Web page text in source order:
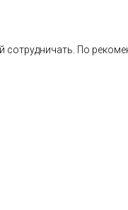
По